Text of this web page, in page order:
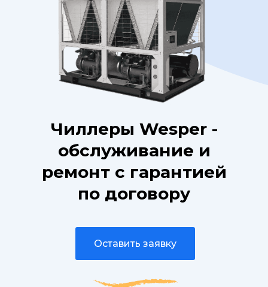
Чиллеры Wesper -
обслуживание и
ремонт с гарантией
по договору
Оставить заявку